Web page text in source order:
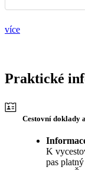
více
Praktické
Cestovní doklady
K
pas